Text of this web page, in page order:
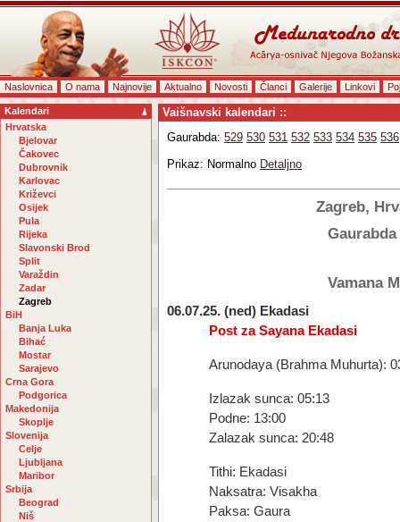
Naslovnica O nama Najnovije Aktualno Novosti Članci Galerije Linkovi
Kalendari
Hrvatska
Bjelovar
Čakovec
Dubrovnik
Karlovac
Križevci
Osijek
Pula
Rijeka
Slavonski Brod
Split
Varaždin
Zadar
Zagreb
BiH
Banja Luka
Bihać
Mostar
Sarajevo
Crna Gora
Podgorica
Makedonija
Skoplje
Slovenija
Celje
Ljubljana
Maribor
Srbija
Beograd
Niš
Vaišnavski kalendari ::
Gaurabda: 529 530 531 532 533 534 535 536
Prikaz: Normalno Detaljno
Zagreb,
Gaurabda
Vamana
06.07.25. (ned) Ekadasi
Post za Sayana Ekadasi
Arunodaya (Brahma Muhurta):
Izlazak sunca: 05:13
Podne: 13:00
Zalazak sunca: 20:48
Tithi: Ekadasi
Naksatra: Visakha
Paksa: Gaura